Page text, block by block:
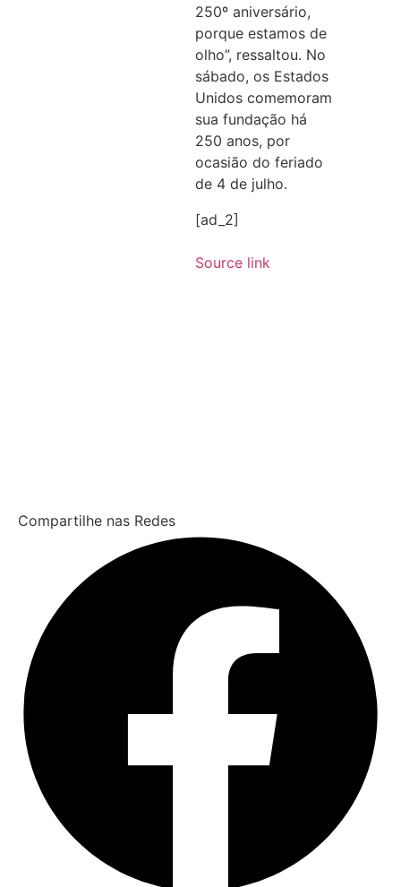
250º aniversário,
porque estamos de
olho”, ressaltou. No
sábado, os Estados
Unidos comemoram
sua fundação há
250 anos, por
ocasião do feriado
de 4 de julho.
[ad_2]
Source link
Compartilhe nas Redes